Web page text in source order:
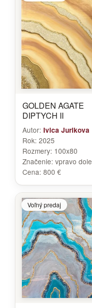
GOLDEN AGATE
DIPTYCH II
Autor: Ivica Jurikova
Rok: 2025
Rozmery: 100x80
Značenie: vpravo dole
Cena: 800 €
Voľný predaj